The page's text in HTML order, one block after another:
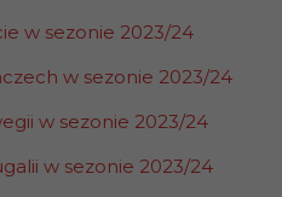
w sezonie 2023/24
w sezonie 2023/24
w sezonie 2023/24
w sezonie 2023/24